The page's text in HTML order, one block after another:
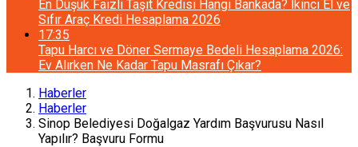
En Düşük Faizli Taşıt Kredisi Hangi Bankada? İkinci El ve
Sıfır Araç Kredi Hesaplama 2026
17:35
Tapu Harcı ve Döner Sermaye Bedeli Hesaplama 2026:
Ev Alırken Ne Kadar Tapu Masrafı Çıkar?
Haberler
Haberler
Sinop Belediyesi Doğalgaz Yardım Başvurusu Nasıl
Yapılır? Başvuru Formu